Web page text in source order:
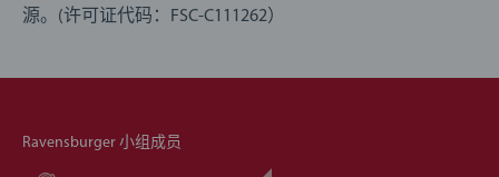
源。(许可证代码：FSC-C111262）
Ravensburger 小组成员